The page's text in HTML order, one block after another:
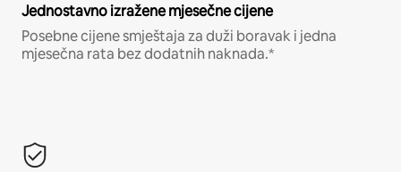
Jednostavno izražene mjesečne cijene
Posebne cijene smještaja za duži boravak i jedna
mjesečna rata bez dodatnih naknada.*